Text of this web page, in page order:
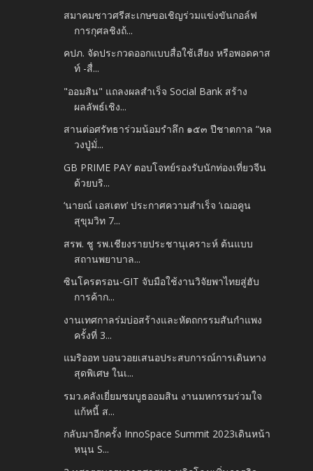
สมาคมชาวศรีสะเกษขอเชิญร่วมแข่งขันกอล์ฟ
การกุศลชิงถ้...
คปภ. จัดประกวดออกแบบสื่อใช้เสียง หรือพอดคาส
ท์ -สื่...
"ออมสิน" แถลงผลสำเร็จ Social Bank สร้าง
ผลลัพธ์เชิง...
สานต่อศรัทธาร่วมน้อมรำลึก ๑๕๓ ปีชาตกาล “หล
วงปู่มั่...
GB PRIME PAY ตอบโจทย์รองรับนักท่องเที่ยวจีน
ด้วยบริ...
‘นายณ์ เอสเตท’ ประกาศความสำเร็จ ‘เฌอคูน
สุขุมวิท 7...
สรพ. ชู รพ.เชียงรายประชานุเคราะห์ ต้นแบบ
สถานพยาบาล...
ซินโครตรอน-GIT จับมือใช้งานวิจัยพาไทยสู่ฮับ
การค้าก...
งานเทศกาลร่มบ่อสร้างและหัตถกรรมสันกำแพง
ครั้งที่ 3...
แมริออท บอนวอยเสนอประสบการณ์การเดินทาง
สุดพิเศษ ในเ...
รมว.คลังเยี่ยมชมบูธออมสิน งานมหกรรมร่วมใจ
แก้หนี้ ส...
กลับมาอีกครั้ง InnoSpace Summit 2023เดินหน้า
หนุน S...